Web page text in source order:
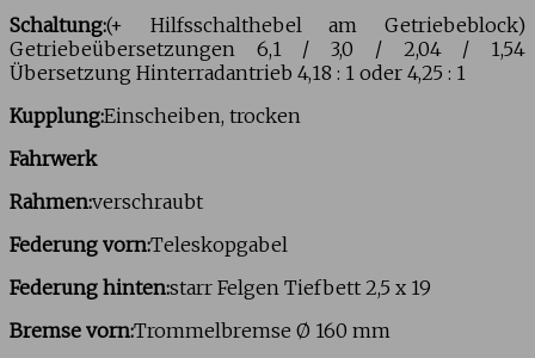
Schaltung:(+ Hilfsschalthebel am Getriebeblock)
Getriebeübersetzungen 6,1 / 3,0 / 2,04 / 1,54
Übersetzung Hinterradantrieb 4,18 : 1 oder 4,25 : 1
Kupplung:Einscheiben, trocken
Fahrwerk
Rahmen:verschraubt
Federung vorn:Teleskopgabel
Federung hinten:starr Felgen Tiefbett 2,5 x 19
Bremse vorn:Trommelbremse Ø 160 mm